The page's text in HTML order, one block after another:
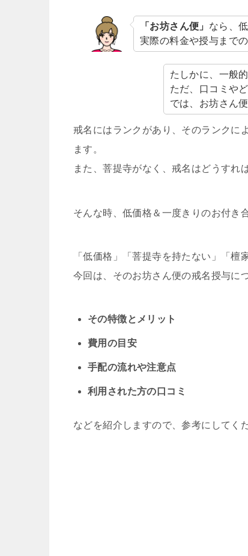
「お坊さん便」 なら、
実際の料金や授与まで
たしかに、一般
ただ、口コミや
では、お坊さん
戒名にはランクがあり、そのランクに
ます。
また、菩提寺がなく、戒名はどうすれ
そんな時、低価格＆一度きりのお付き
「低価格」「菩提寺を持たない」「檀
今回は、そのお坊さん便の戒名授与に
その特徴とメリット
費用の目安
手配の流れや注意点
利用された方の口コミ
などを紹介しますので、参考にしてく